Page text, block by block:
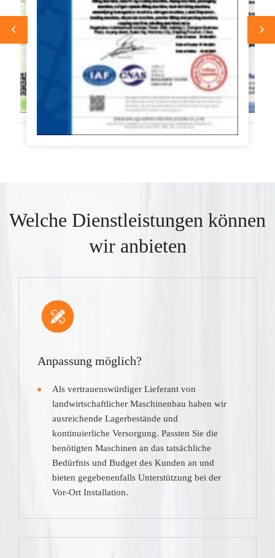
Welche Dienstleistungen können
wir anbieten
Anpassung möglich?
Als vertrauenswürdiger Lieferant von
landwirtschaftlicher Maschinenbau haben wir
ausreichende Lagerbestände und
kontinuierliche Versorgung. Passten Sie die
benötigten Maschinen an das tatsächliche
Bedürfnis und Budget des Kunden an und
bieten gegebenenfalls Unterstützung bei der
Vor-Ort Installation.